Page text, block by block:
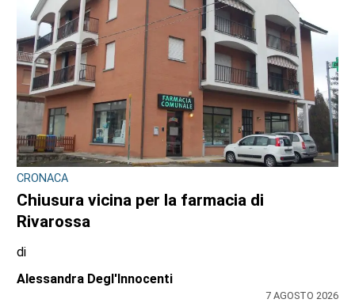
CRONACA
Chiusura vicina per la farmacia di
Rivarossa
di
Alessandra Degl'Innocenti
7 AGOSTO 2026